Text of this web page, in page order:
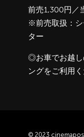
前売1,300円／
※前売取扱：シ
ター
◎お車でお越し
ングをご利用く
© 2023